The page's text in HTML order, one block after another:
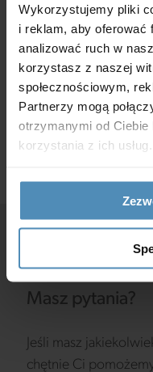
Wykorzystujemy pliki
i reklam, aby oferować
analizować ruch w
korzystasz z naszej
społecznościowym,
Partnerzy mogą
otrzymanymi od
korzystania z ich usług.
kauczuk,
gwarantuje wysoką
temperatura
Masz pytania?
Jeśli masz
chętnie Ci